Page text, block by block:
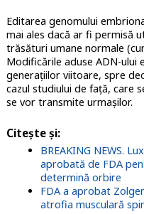
Editarea genomului
mai ales dacă ar fi permisă
trăsături umane normale
Modificările aduse ADN-
generațiilor viitoare, spre
cazul studiului de față, care
se vor transmite urmașilor.
Citește și:
BREAKING NEWS.
aprobată de FDA
determină orbire
FDA a aprobat
atrofia musculară